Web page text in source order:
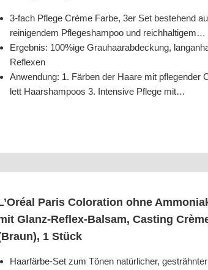
3‑fach Pfle­ge Crè­me Far­be, 3er Set bestehend
rei­ni­gen­dem Pfle­ge­sham­poo und reichhaltigem…
Ergeb­nis: 100%ige Grau­haar­ab­de­ckung,
Reflexen
Anwen­dung: 1. Fär­ben der Haa­re mit
lett Haar­sham­poos 3. Inten­si­ve Pfle­ge mit…
Paris Colo­ra­ti­on ohne
Glanz-Reflex-Bal­sam, Cas­ting
1 Stück
Haar­fär­be-Set zum Tönen natür­li­cher,